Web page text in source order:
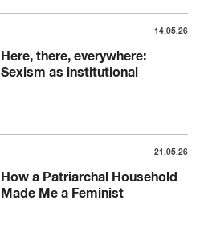
14.05.26
Here, there, everywhere:
Sexism as institutional
21.05.26
How a Patriarchal Household
Made Me a Feminist